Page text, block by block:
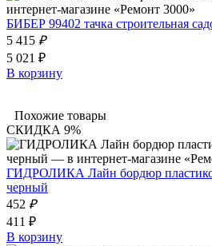
БИБЕР 99402 тачка строительная
5 415 ₽
5 021 ₽
В корзину
Похожие товары
СКИДКА 9%
ГИДРОЛИКА Лайн бордюр
черный
452 ₽
411 ₽
В корзину